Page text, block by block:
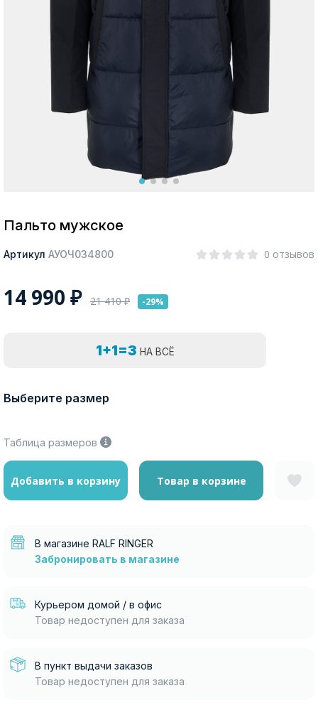
Да, все верно Изменить город
Пальто мужское
Артикул АУОЧ034800 0 отзывов
14 990 ₽ 21 410₽ -29%
1+1=3 НА ВСЁ
Выберите размер
Таблица размеров
Добавить в корзину Товар в корзине
В магазине RALF RINGER
Забронировать в магазине
Курьером домой / в офис
Товар недоступен для заказа
В пункт выдачи заказов
Товар недоступен для заказа